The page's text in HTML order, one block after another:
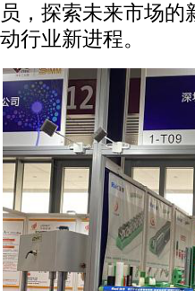
员，探索未来市场
动行业新进程。